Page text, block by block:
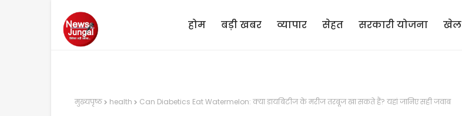
होम बड़ी खबर व्यापार सेहत सरकारी योजना खेल
मुख्यपृष्ठ health Can Diabetics Eat Watermelon: क्या डायबिटीज के मरीज तरबूज खा सकते हैं? यहां जानिए सही जवाब